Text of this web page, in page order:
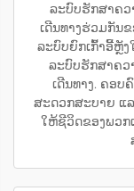
ລະບົບຮັກສາຄວ
ເດີນທາງຮ່ວມກັນ
ລະບົບຍົກເກົ້າອີ້ຫຼັງ
ລະບົບຮັກສາຄວ
ເດີນທາງ. ຄອບ
ສະດວກສະບາຍ ແ
ໃຫ້ຊີວິດຂອງພວກ